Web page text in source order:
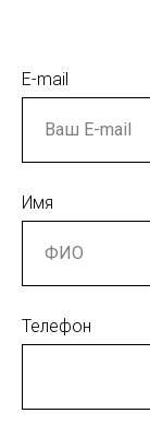
E-mail
Имя
Телефон